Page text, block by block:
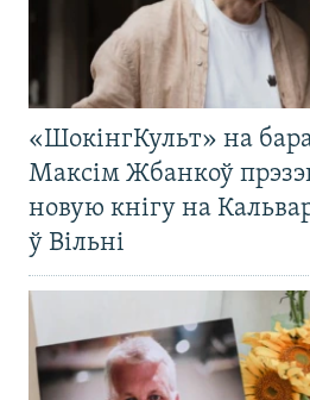
«ШокінгКульт» на
Максім Жбанкоў
новую кнігу на
ў Вільні